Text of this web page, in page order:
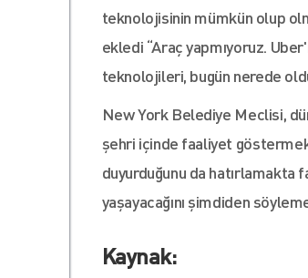
teknolojisinin mümkün olup
ekledi “Araç yapmıyoruz.
teknolojileri, bugün nerede
New York Belediye Meclisi,
şehri içinde faaliyet
duyurduğunu da hatırlamakta
yaşayacağını şimdiden
Kaynak: